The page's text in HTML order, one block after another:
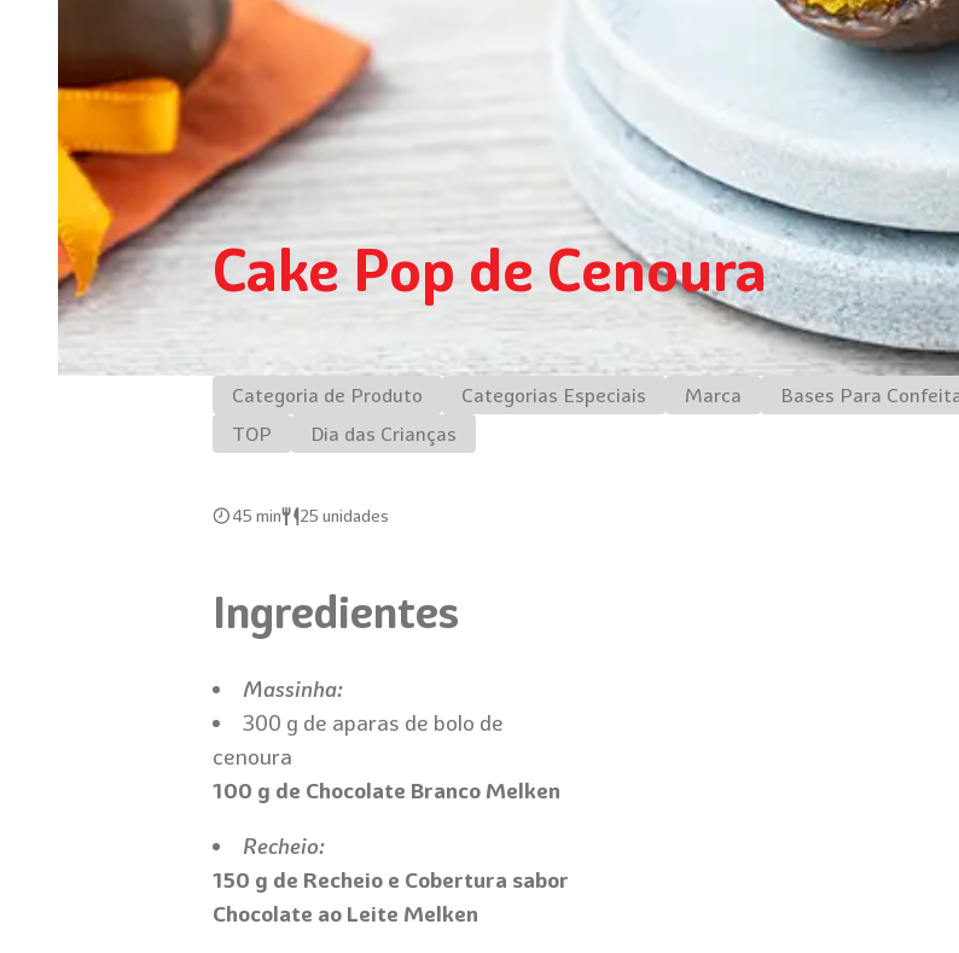
Cake Pop de Cenoura
Categoria de Produto Categorias Especiais Marca Bases Para
TOP
Dia das Crianças
45 min 25 unidades
Ingredientes
Massinha:
300 g de aparas de bolo de
cenoura
100 g de Chocolate Branco Melken
Recheio:
150 g de Recheio e Cobertura sabor
Chocolate ao Leite Melken